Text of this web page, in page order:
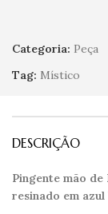
Categoria: Peça
Tag: Místico
DESCRIÇÃO
Pingente mão
resinado em azul